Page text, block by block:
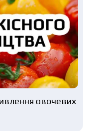
овочевих